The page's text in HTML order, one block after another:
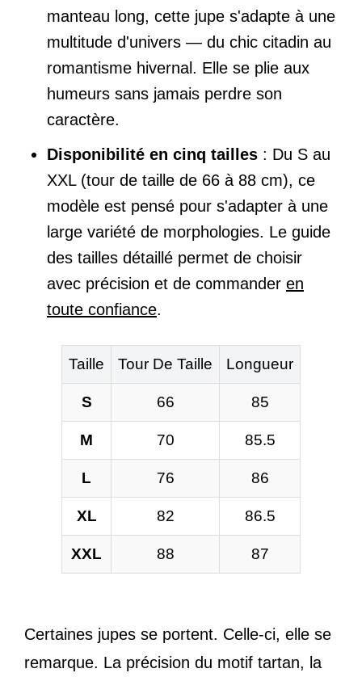
manteau long, cette jupe s'adapte à une
multitude d'univers — du chic citadin au
romantisme hivernal. Elle se plie aux
humeurs sans jamais perdre son
caractère.
Disponibilité en cinq tailles : Du S au
XXL (tour de taille de 66 à 88 cm), ce
modèle est pensé pour s'adapter à une
large variété de morphologies. Le guide
des tailles détaillé permet de choisir
avec précision et de commander en
toute confiance.
Taille Tour De Taille Longueur
S 66 85
M 70 85.5
L 76 86
XL 82 86.5
XXL 88 87
Certaines jupes se portent. Celle-ci, elle se
remarque. La précision du motif tartan, la